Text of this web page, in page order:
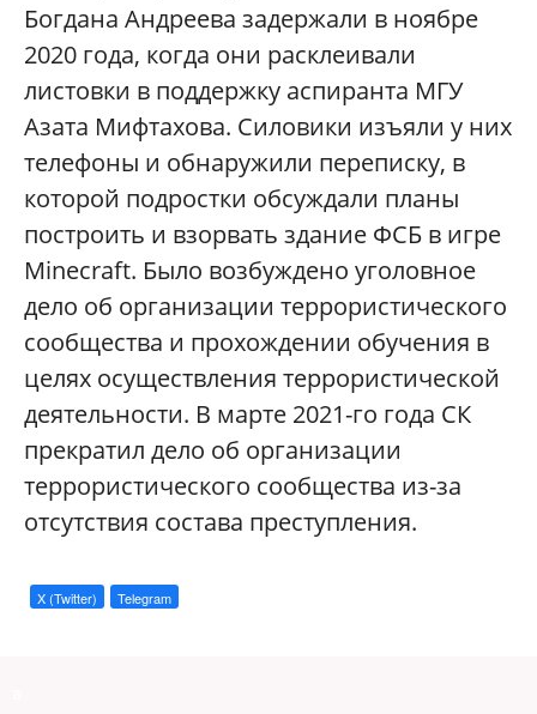
Богдана Андреева задержали в ноябре
2020 года, когда они расклеивали
листовки в поддержку аспиранта МГУ
Азата Мифтахова. Силовики изъяли у них
телефоны и обнаружили переписку, в
которой подростки обсуждали планы
построить и взорвать здание ФСБ в игре
Minecraft. Было возбуждено уголовное
дело об организации террористического
сообщества и прохождении обучения в
целях осуществления террористической
деятельности. В марте 2021-го года СК
прекратил дело об организации
террористического сообщества из-за
отсутствия состава преступления.
X (Twitter) Telegram